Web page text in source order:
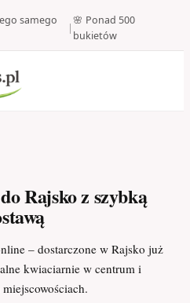
samego
|
🌸 Ponad 500
bukietów
Rajsko z szybką
– dostarczone w Rajsko już
kwiaciarnie w centrum i